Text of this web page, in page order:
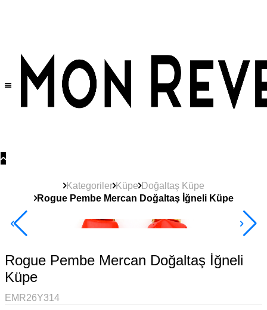
Kategoriler Küpe Doğaltaş Küpe
Rogue Pembe Mercan Doğaltaş İğneli Küpe
Yeni Ürün
Rogue Pembe Mercan Doğaltaş İğneli
Küpe
EMR26Y314